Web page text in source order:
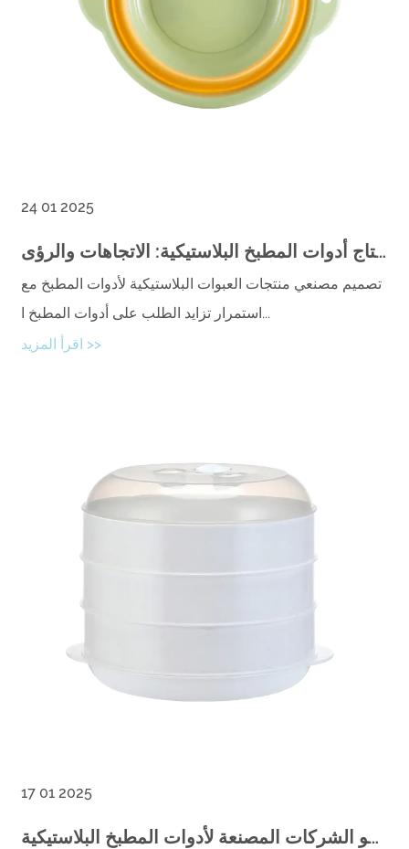
24 01 2025
مستقبل إنتاج أدوات المطبخ البلاستيكية: الاتجاهات والرؤى
تصميم مصنعي منتجات العبوات البلاستيكية لأدوات المطبخ مع
استمرار تزايد الطلب على أدوات المطبخ ا...
اقرأ المزيد >>
17 01 2025
استكشاف نمو الشركات المصنعة لأدوات المطبخ البلاستيكية